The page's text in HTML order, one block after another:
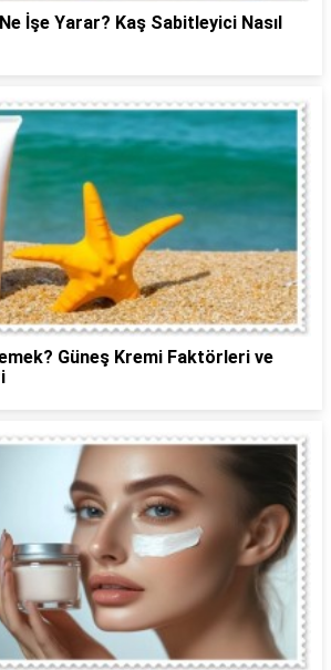
İşe Yarar? Kaş Sabitleyici Nasıl
Güneş Kremi Faktörleri ve